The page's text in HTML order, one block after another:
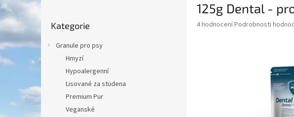
s
t
í
p
kategorie
Kategorie
Granule pro psy
Hmyzí
Hypoalergenní
Lisované za studena
Premium Pur
Veganské
125g Dental -
Průměrné
4 hodnoceníPodrobnosti